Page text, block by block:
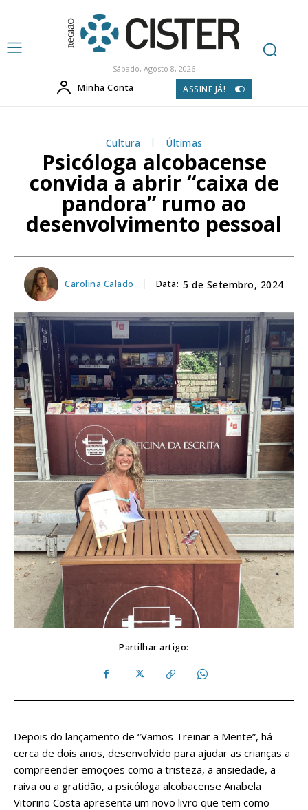
Sábado, Agosto 8, 2026
Minha Conta ASSINE JÁ!
Cultura Últimas
Psicóloga alcobacense
convida a abrir “caixa de
pandora” rumo ao
desenvolvimento pessoal
Carolina Calado Data: 5 de Setembro, 2024
Partilhar artigo:
Depois do lançamento de “Vamos Treinar a Mente”, há
cerca de dois anos, desenvolvido para ajudar as crianças a
compreender emoções como a tristeza, a ansiedade, a
raiva ou a gratidão, a psicóloga alcobacense Anabela
Vitorino Costa apresenta um novo livro que tem como